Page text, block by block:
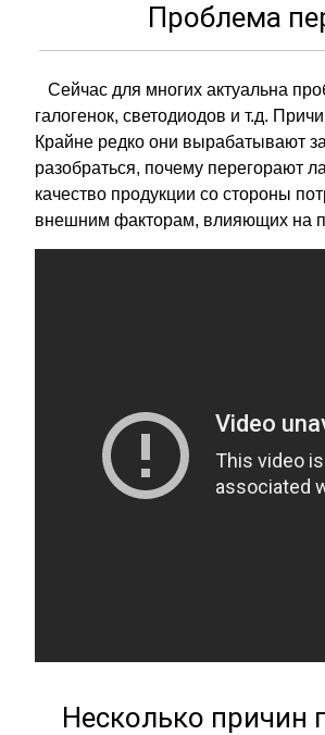
Проблема
Сейчас для многих актуальна
галогенок, светодиодов и т.д.
Крайне редко они вырабатывают
разобраться, почему перегорают
качество продукции со стороны
внешним факторам, влияющих на
Несколько причин